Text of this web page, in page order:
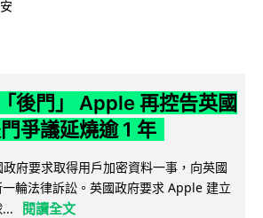
後門」 Apple 再控告英國
爭議延燒逾 1 年
府要求取得用戶加密資料一事，向英國
輪法律訴訟。英國政府要求 Apple 建立
...
閱讀全文